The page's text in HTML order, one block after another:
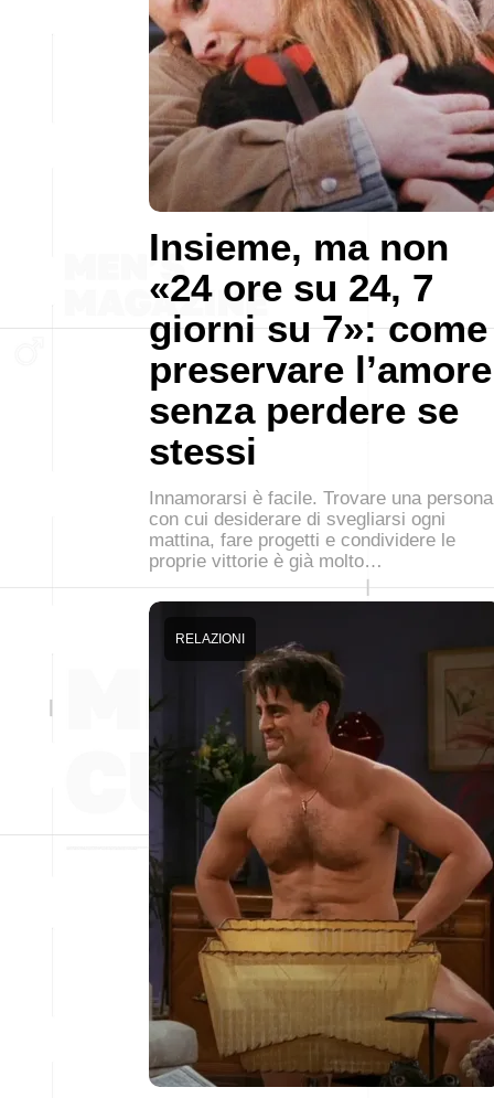
Insieme, ma non
«24 ore su 24, 7
giorni su 7»: come
preservare l’amore
senza perdere se
stessi
Innamorarsi è facile. Trovare una persona
con cui desiderare di svegliarsi ogni
mattina, fare progetti e condividere le
proprie vittorie è già molto…
RELAZIONI